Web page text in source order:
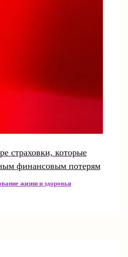
страховки, которые
финансовым потерям
жизни и здоровья